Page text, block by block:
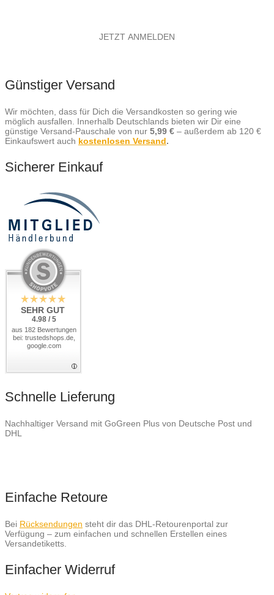
Günstiger Versand
Wir möchten, dass für Dich die Versandkosten so gering wie
möglich ausfallen. Innerhalb Deutschlands bieten wir Dir eine
günstige Versand-Pauschale von nur 5,99 € – außerdem ab 120 €
Einkaufswert auch kostenlosen Versand.
Sicherer Einkauf
SEHR GUT
4.98 / 5
aus 182 Bewertungen
bei: trustedshops.de,
google.com
Schnelle Lieferung
Nachhaltiger Versand mit GoGreen Plus von Deutsche Post und
DHL
Einfache Retoure
Bei Rücksendungen steht dir das DHL-Retourenportal zur
Verfügung – zum einfachen und schnellen Erstellen eines
Versandetiketts.
Einfacher Widerruf